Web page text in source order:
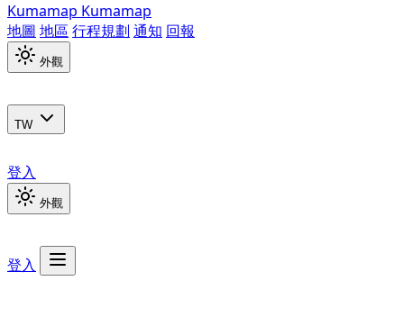
Kumamap Kumamap
地圖 地區 行程規劃 通知 回報
外觀
TW
登入
外觀
登入